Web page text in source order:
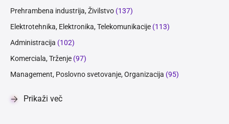
Prehrambena industrija, Živilstvo (137)
Elektrotehnika, Elektronika, Telekomunikacije (113)
Administracija (102)
Komerciala, Trženje (97)
Management, Poslovno svetovanje, Organizacija (95)
Prikaži več